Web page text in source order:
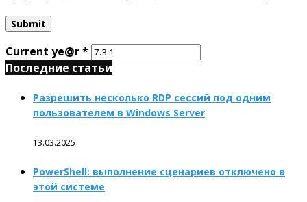
Current ye@r*
Последние статьи
Разрешить несколько RDP сессий под одним
пользователем в Windows Server
13.03.2025
PowerShell: выполнение сценариев отключено в
этой системе